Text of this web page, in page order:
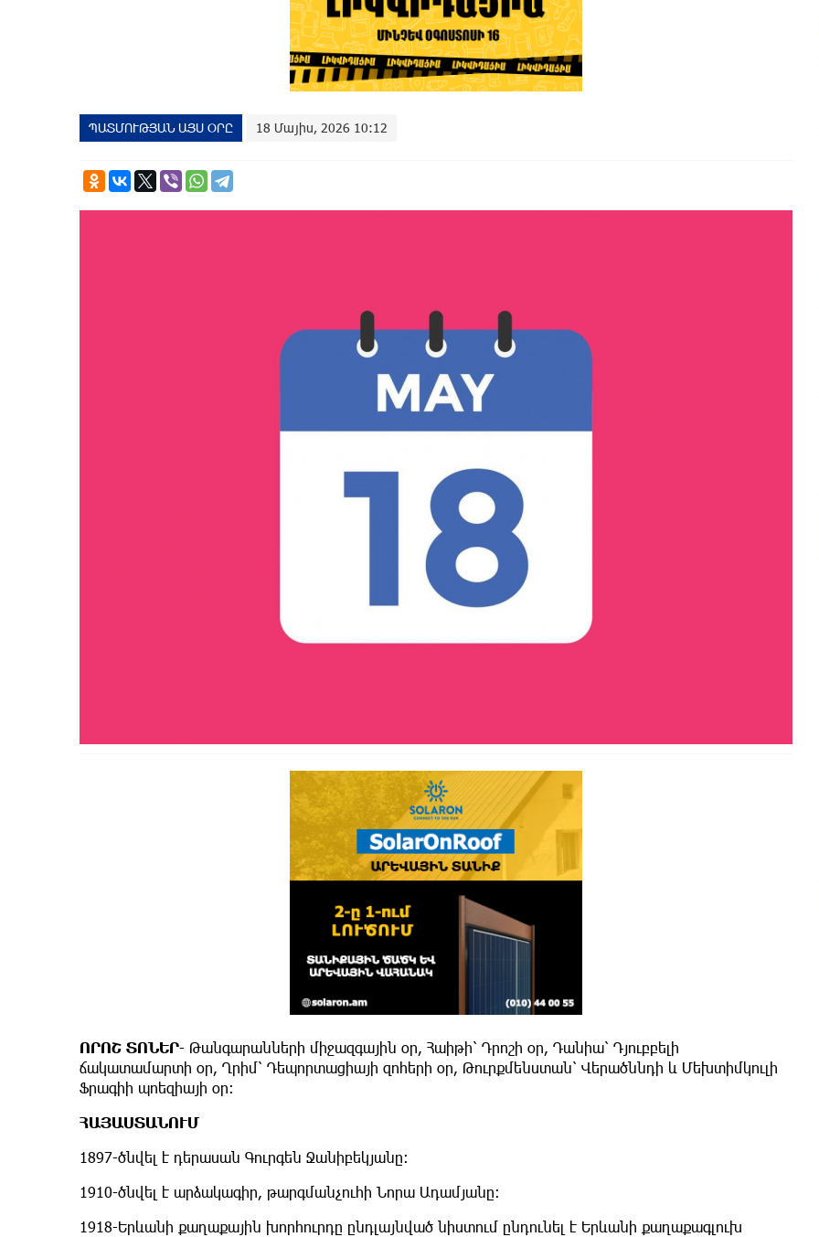
ՊԱՏՄՈՒԹՅԱՆ ԱՅՍ ՕՐԸ 18 Մայիս, 2026 10:12
ՈՐՈՇ ՏՈՆԵՐ- Թանգարանների միջազգային օր, Հաիթի՝ Դրոշի օր, Դանիա՝ Դյուբբելի
ճակատամարտի օր, Ղրիմ՝ Դեպորտացիայի զոհերի օր, Թուրքմենստան՝ Վերածննդի և Մեխտիմկուլի
Ֆրագիի պոեզիայի օր։
ՀԱՅԱՍՏԱՆՈՒՄ
1897-ծնվել է դերասան Գուրգեն Ջանիբեկյանը։
1910-ծնվել է արձակագիր, թարգմանչուհի Նորա Ադամյանը։
1918-Երևանի քաղաքային խորհուրդը ընդլայնված նիստում ընդունել է Երևանի քաղաքագլուխ